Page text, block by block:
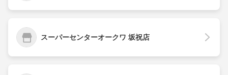
スーパーセンターオークワ 坂祝店